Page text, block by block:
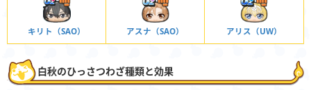
キリト（SAO） アスナ（SAO） アリス（UW）
白秋のひっさつわざ種類と効果